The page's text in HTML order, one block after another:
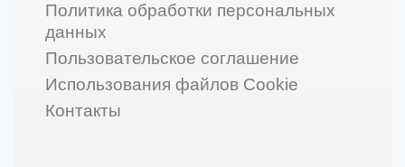
Политика обработки персональных
данных
Пользовательское соглашение
Использования файлов Cookie
Контакты